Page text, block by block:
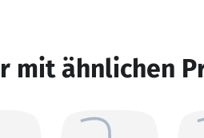
mit ähnlichen